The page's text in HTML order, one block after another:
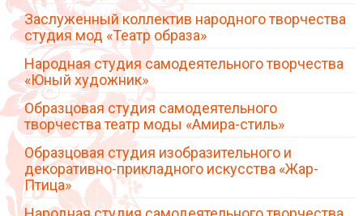
Заслуженный коллектив народного творчества
студия мод «Театр образа»
Народная студия самодеятельного творчества
«Юный художник»
Образцовая студия самодеятельного
творчества театр моды «Амира-стиль»
Образцовая студия изобразительного и
декоративно-прикладного искусства «Жар-
Птица»